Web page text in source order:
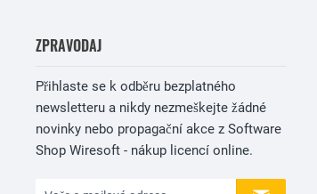
ZPRAVODAJ
Přihlaste se k odběru bezplatného
newsletteru a nikdy nezmeškejte žádné
novinky nebo propagační akce z Software
Shop Wiresoft - nákup licencí online.